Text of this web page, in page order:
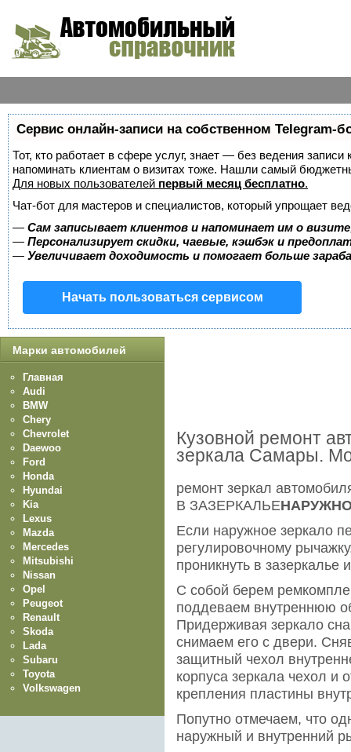
Сервис онлайн-записи на собственном Telegram-
Тот, кто работает в сфере услуг, знает — без ведения
напоминать клиентам о визитах тоже. Нашли самый
Для новых пользователей первый месяц бесплатно.
Чат-бот для мастеров и специалистов, который упрощает
— Сам записывает клиентов и напоминает им о
— Персонализирует скидки, чаевые, кэшбэк и
— Увеличивает доходимость и помогает больше
Начать пользоваться сервисом
Кузовной ремонт
зеркала Самары.
ремонт зеркал
В ЗАЗЕРКАЛЬЕ
Если наружное зеркало
регулировочному
проникнуть в зазеркалье
С собой берем
поддеваем внутреннюю
Придерживая зеркало
снимаем его с двери.
защитный чехол
корпуса зеркала чехол и
крепления пластины
Попутно отмечаем, что
наружный и внутренний
Марки автомобилей
Главная
Audi
BMW
Chery
Chevrolet
Daewoo
Ford
Honda
Hyundai
Kia
Lexus
Mazda
Mercedes
Mitsubishi
Nissan
Opel
Peugeot
Renault
Skoda
Lada
Subaru
Toyota
Volkswagen